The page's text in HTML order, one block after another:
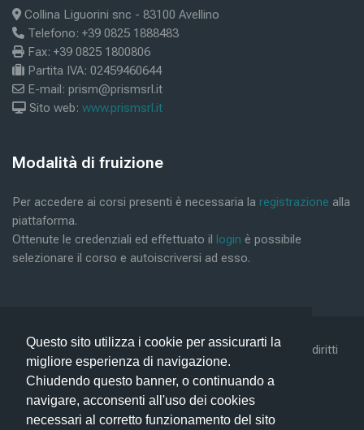
Questo sito utilizza i cookie per assicurarti la
migliore esperienza di navigazione.
Chiudendo questo banner, o continuando a
navigare, acconsenti all'uso dei cookies
necessari al corretto funzionamento del sito
Collina Liguorini snc - 83100 Avellino
Telefono: +39 0825 1888483
Fax: +39 0825 1800806
Partita IVA: 02459460644
E-mail: prism@prismsrl.it
Sito web: www.prismsrl.it
Blocos
Ignorar Modalità di fruizione
Modalità di fruizione
Per accedere ai corsi presenti è necessaria la registrazione alla
piattaforma.
Ottenute le credenziali ed effettuato il login è possibile
selezionare il corso e autoiscriversi ad esso.
©2019 Conform Scarl & Prism Consulting Srl - Tutti i diritti
riservati - Privacy Policy -